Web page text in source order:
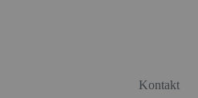
Kontakt